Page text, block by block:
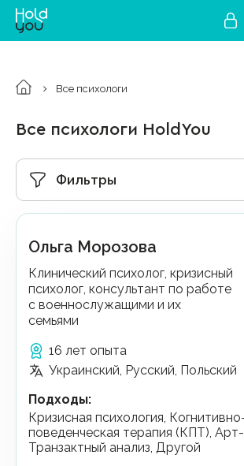
Все психологи
Все психологи HoldYou
Фильтры
Ольга Морозова
Клинический психолог, кризисный
психолог, консультант по работе
с военнослужащими и их
семьями
16 лет опыта
Украинский, Русский, Польский
Подходы:
Кризисная психология, Когнитивно-
поведенческая терапия (КПТ),
Транзактный анализ, Другой